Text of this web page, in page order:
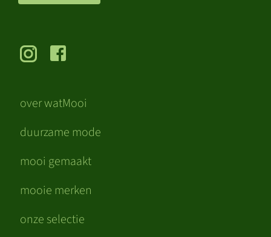
over watMooi
duurzame mode
mooi gemaakt
mooie merken
onze selectie